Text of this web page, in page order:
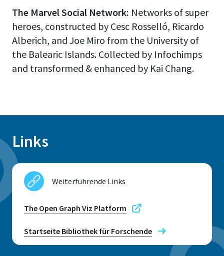
The Marvel Social Network: Networks of super
heroes, constructed by Cesc Rosselló, Ricardo
Alberich, and Joe Miro from the University of
the Balearic Islands. Collected by Infochimps
and transformed & enhanced by Kai Chang.
Links
Weiterführende Links
The Open Graph Viz Platform
Startseite Bibliothek für Forschende